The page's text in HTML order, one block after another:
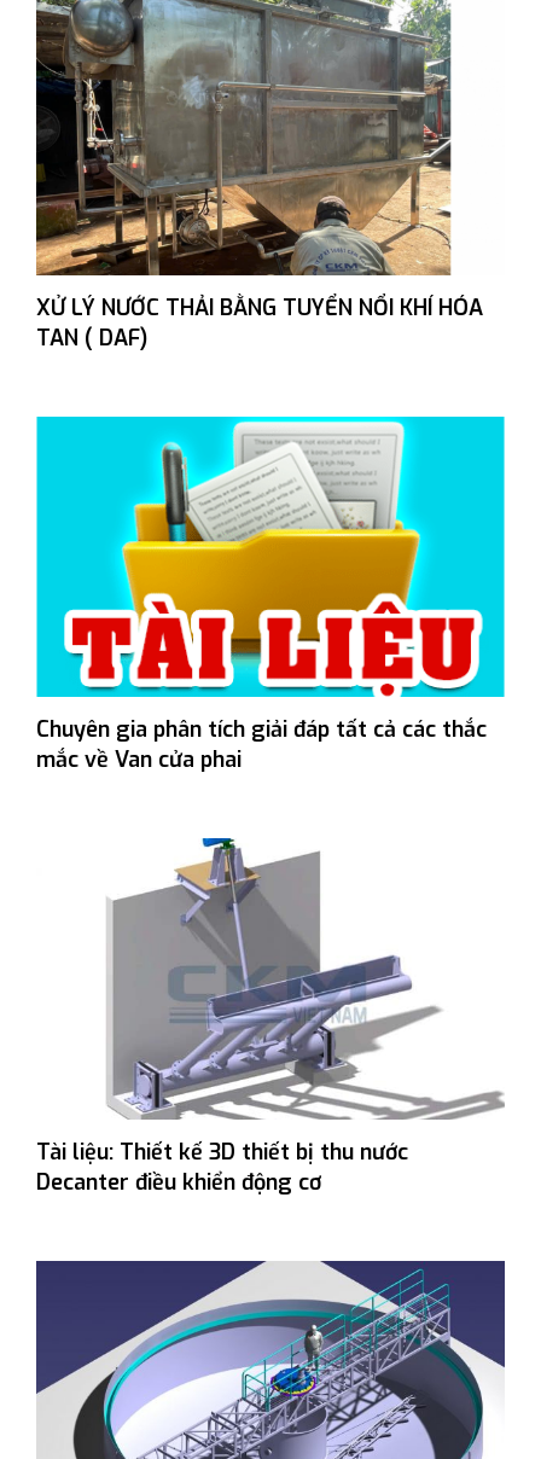
XỬ LÝ NƯỚC THẢI BẰNG TUYỂN NỔI KHÍ HÓA
TAN ( DAF)
Chuyên gia phân tích giải đáp tất cả các thắc
mắc về Van cửa phai
Tài liệu: Thiết kế 3D thiết bị thu nước
Decanter điều khiển động cơ